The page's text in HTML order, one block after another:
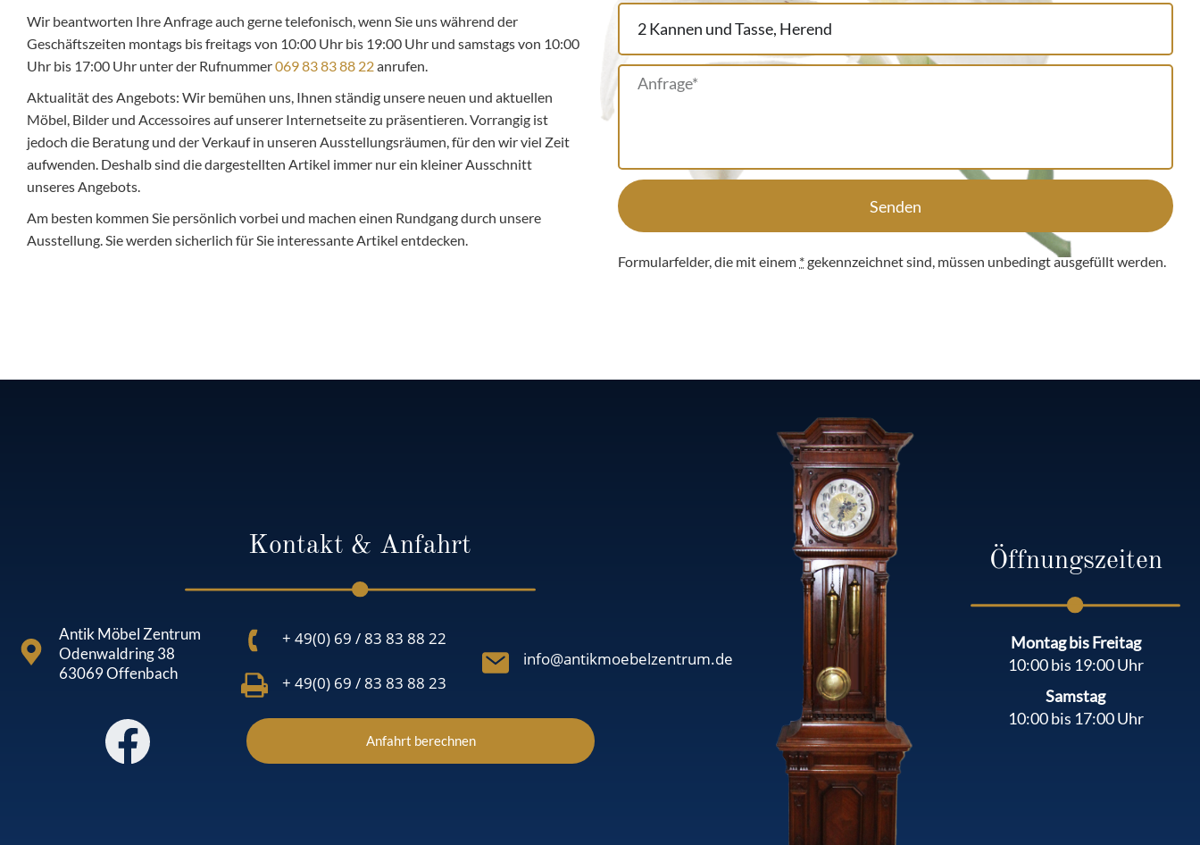
Wir beantworten Ihre Anfrage auch gerne telefonisch, wenn Sie uns während der
Geschäftszeiten montags bis freitags von 10:00 Uhr bis 19:00 Uhr und samstags von 10:00
Uhr bis 17:00 Uhr unter der Rufnummer069 83 83 88 22anrufen.
Aktualität des Angebots: Wir bemühen uns, Ihnen ständig unsere neuen und aktuellen
Möbel, Bilder und Accessoires auf unserer Internetseite zu präsentieren. Vorrangig ist
jedoch die Beratung und der Verkauf in unseren Ausstellungsräumen, für den wir viel Zeit
aufwenden. Deshalb sind die dargestellten Artikel immer nur ein kleiner Ausschnitt
unseres Angebots.
Am besten kommen Sie persönlich vorbei und machen einen Rundgang durch unsere
Ausstellung. Sie werden sicherlich für Sie interessante Artikel entdecken.
Senden
Formularfelder, die mit einem *gekennzeichnet sind, müssen unbedingt ausgefüllt werden.
Kontakt & Anfahrt
Antik Möbel Zentrum
Odenwaldring 38
63069 Offenbach
+ 49(0) 69 / 83 83 88 22
+ 49(0) 69 / 83 83 88 23
info@antikmoebelzentrum.de
Anfahrt berechnen
Öffnungszeiten
Montag bis Freitag
10:00 bis 19:00 Uhr
Samstag
10:00 bis 17:00 Uhr